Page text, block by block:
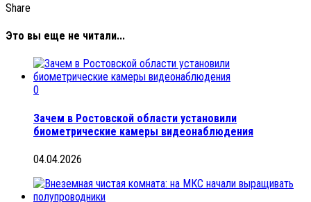
Share
Это вы еще не читали...
0
Зачем в Ростовской области установили
биометрические камеры видеонаблюдения
04.04.2026